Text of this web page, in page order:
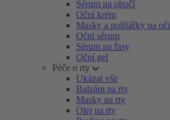
Sérum na obočí
Oční krém
Masky a polštářky na oči
Oční sérum
Sérum na řasy
Oční gel
Péče o rty
Ukázat vše
Balzám na rty
Masky na rty
Olej na rty